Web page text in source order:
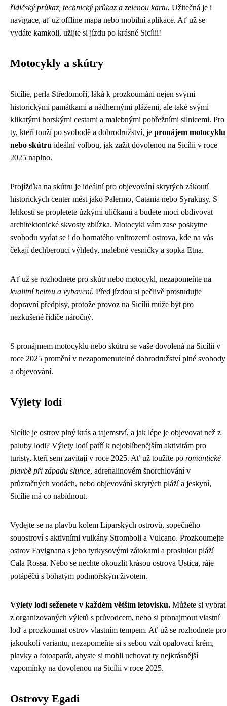
řidičský průkaz, technický průkaz a zelenou kartu. Užitečná je i
navigace, ať už offline mapa nebo mobilní aplikace. Ať už se
vydáte kamkoli, užijte si jízdu po krásné Sicílii!
Motocykly a skútry
Sicílie, perla Středomoří, láká k prozkoumání nejen svými
historickými památkami a nádhernými plážemi, ale také svými
klikatými horskými cestami a malebnými pobřežními silnicemi. Pro
ty, kteří touží po svobodě a dobrodružství, je pronájem motocyklu
nebo skútru ideální volbou, jak zažít dovolenou na Sicílii v roce
2025 naplno.
Projížďka na skútru je ideální pro objevování skrytých zákoutí
historických center měst jako Palermo, Catania nebo Syrakusy. S
lehkostí se propletete úzkými uličkami a budete moci obdivovat
architektonické skvosty zblízka. Motocykl vám zase poskytne
svobodu vydat se i do hornatého vnitrozemí ostrova, kde na vás
čekají dechberoucí výhledy, malebné vesničky a sopka Etna.
Ať už se rozhodnete pro skútr nebo motocykl, nezapomeňte na
kvalitní helmu a vybavení. Před jízdou si pečlivě prostudujte
dopravní předpisy, protože provoz na Sicílii může být pro
nezkušené řidiče náročný.
S pronájmem motocyklu nebo skútru se vaše dovolená na Sicílii v
roce 2025 promění v nezapomenutelné dobrodružství plné svobody
a objevování.
Výlety lodí
Sicílie je ostrov plný krás a tajemství, a jak lépe je objevovat než z
paluby lodi? Výlety lodí patří k nejoblíbenějším aktivitám pro
turisty, kteří sem zavítají v roce 2025. Ať už toužíte po romantické
plavbě při západu slunce, adrenalinovém šnorchlování v
průzračných vodách, nebo objevování skrytých pláží a jeskyní,
Sicílie má co nabídnout.
Vydejte se na plavbu kolem Liparských ostrovů, sopečného
souostroví s aktivními vulkány Stromboli a Vulcano. Prozkoumejte
ostrov Favignana s jeho tyrkysovými zátokami a proslulou pláží
Cala Rossa. Nebo se nechte okouzlit krásou ostrova Ustica, ráje
potápěčů s bohatým podmořským životem.
Výlety lodí seženete v každém větším letovisku. Můžete si vybrat
z organizovaných výletů s průvodcem, nebo si pronajmout vlastní
loď a prozkoumat ostrov vlastním tempem. Ať už se rozhodnete pro
jakoukoli variantu, nezapomeňte si s sebou vzít opalovací krém,
plavky a fotoaparát, abyste si mohli uchovat ty nejkrásnější
vzpomínky na dovolenou na Sicílii v roce 2025.
Ostrovy Egadi